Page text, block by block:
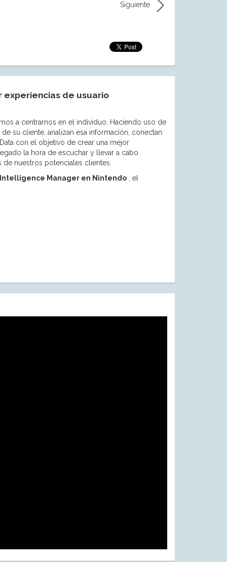
Siguiente
de usuario
a centrarnos en el individuo. Haciendo uso de
su cliente, analizan esa información, conectan
con el objetivo de crear una mejor
la hora de escuchar y llevar a cabo
nuestros potenciales clientes.
Manager en Nintendo, el